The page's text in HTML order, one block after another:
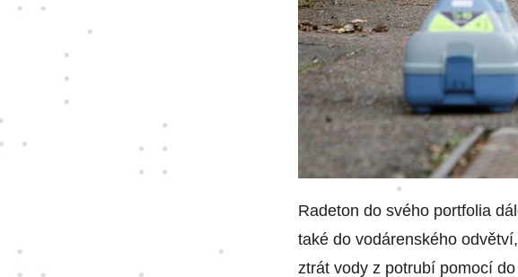
Radeton do svého portfolia
také do vodárenského
ztrát vody z potrubí pomocí